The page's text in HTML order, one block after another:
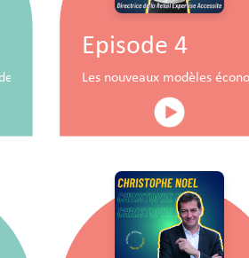
commerce
Episode 4
Les nouveaux modèles